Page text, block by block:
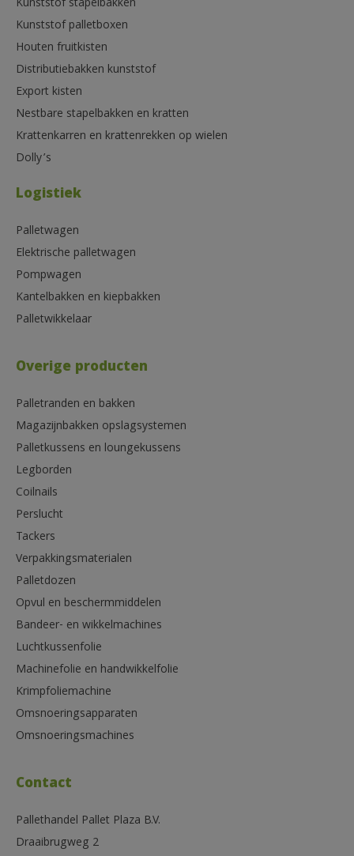
Kunststof stapelbakken
Kunststof palletboxen
Houten fruitkisten
Distributiebakken kunststof
Export kisten
Nestbare stapelbakken en kratten
Krattenkarren en krattenrekken op wielen
Dolly’s
Logistiek
Palletwagen
Elektrische palletwagen
Pompwagen
Kantelbakken en kiepbakken
Palletwikkelaar
Overige producten
Palletranden en bakken
Magazijnbakken opslagsystemen
Palletkussens en loungekussens
Legborden
Coilnails
Perslucht
Tackers
Verpakkingsmaterialen
Palletdozen
Opvul en beschermmiddelen
Bandeer- en wikkelmachines
Luchtkussenfolie
Machinefolie en handwikkelfolie
Krimpfoliemachine
Omsnoeringsapparaten
Omsnoeringsmachines
Contact
Pallethandel Pallet Plaza B.V.
Draaibrugweg 2